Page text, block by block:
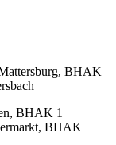
BHAK
BHAK 1
BHAK